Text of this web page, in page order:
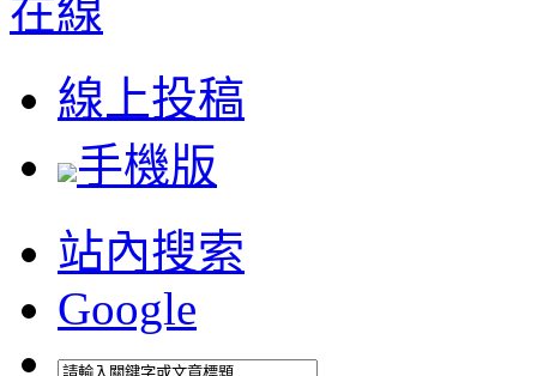
線上投稿
手機版
站內搜索
Google